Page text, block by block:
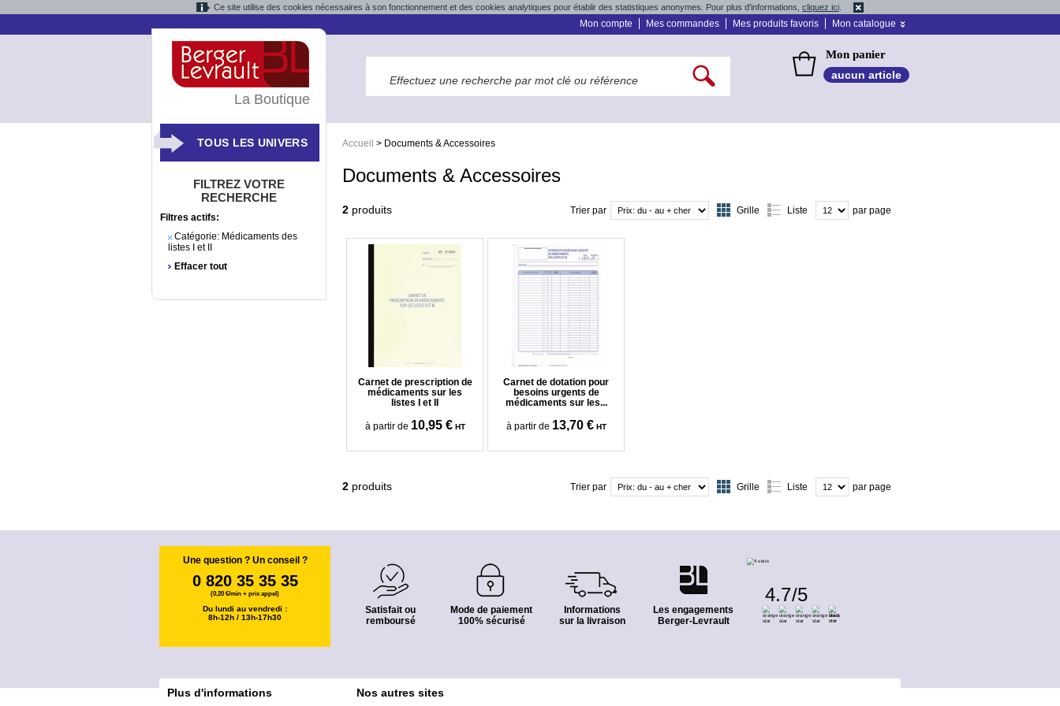
Ce site utilise des cookies nécessaires à son fonctionnement et des cookies analytiques pour établir des statistiques anonymes. Pour plus d'informations, cliquez ici
Mon compte Mes commandes Mes produits favoris Mon catalogue
Mon panier
aucun article
Accueil > Documents & Accessoires
Documents & Accessoires
2 produits par page
Grille Liste
Trier par
Carnet de prescription de
médicaments sur les
listes I et II
à partir de 10,95 € HT
Carnet de dotation pour
besoins urgents de
médicaments sur les...
à partir de 13,70 € HT
2 produits par page
Grille Liste
Trier par
La Boutique
TOUS LES UNIVERS
FILTREZ VOTRE
RECHERCHE
Filtres actifs:
Catégorie: Médicaments des
listes I et II
Effacer tout
Une question ? Un conseil ?
0 820 35 35 35
(0,20 €/min + prix appel)
Du lundi au vendredi :
8h-12h / 13h-17h30
Satisfait ou
remboursé
Mode de paiement
100% sécurisé
Informations
sur la livraison
Les engagements
Berger-Levrault
4.7/5
Plus d'informations Nos autres sites